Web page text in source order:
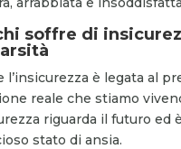
soffre di
l’insicurezza è legata al
reale che stiamo
riguarda il futuro ed
stato di ansia.